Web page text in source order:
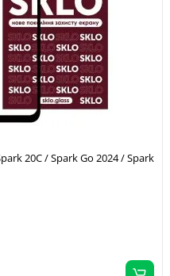
20C / Spark Go 2024 / Spark